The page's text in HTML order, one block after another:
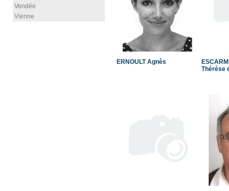
Vendée
Vienne
ERNOULT Agnès
Thérèse